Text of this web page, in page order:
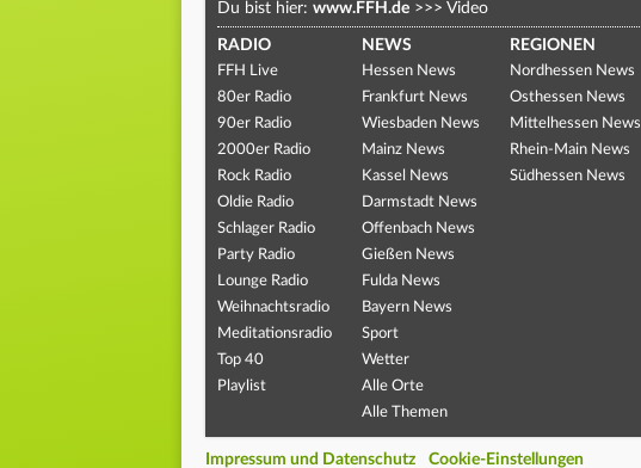
Du bist hier: www.FFH.de >>> Video
RADIO
FFH Live
80er Radio
90er Radio
2000er Radio
Rock Radio
Oldie Radio
Schlager Radio
Party Radio
Lounge Radio
Weihnachtsradio
Meditationsradio
Top 40
Playlist
NEWS
Hessen News
Frankfurt News
Wiesbaden News
Mainz News
Kassel News
Darmstadt News
Offenbach News
Gießen News
Fulda News
Bayern News
Sport
Wetter
Alle Orte
Alle Themen
REGIONEN
Nordhessen News
Osthessen News
Mittelhessen News
Rhein-Main News
Südhessen News
Impressum und Datenschutz Cookie-Einstellungen